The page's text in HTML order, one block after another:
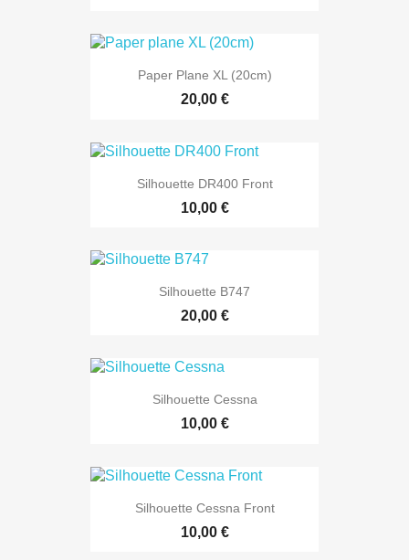
Paper Plane XL (20cm)
20,00 €
Silhouette DR400 Front
10,00 €
Silhouette B747
20,00 €
Silhouette Cessna
10,00 €
Silhouette Cessna Front
10,00 €